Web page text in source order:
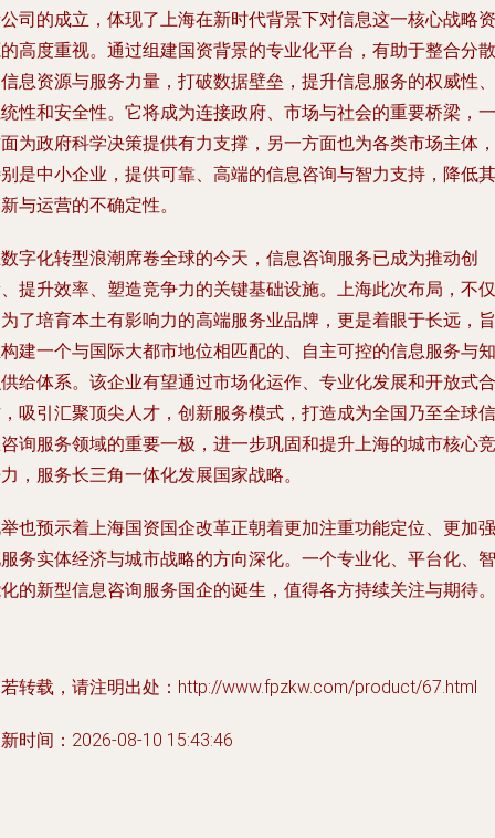
司的成立，体现了上海在新时代背景下对信息这一核心战略资
高度重视。通过组建国资背景的专业化平台，有助于整合分散
息资源与服务力量，打破数据壁垒，提升信息服务的权威性、
性和安全性。它将成为连接政府、市场与社会的重要桥梁，一
为政府科学决策提供有力支撑，另一方面也为各类市场主体，
是中小企业，提供可靠、高端的信息咨询与智力支持，降低其
与运营的不确定性。
字化转型浪潮席卷全球的今天，信息咨询服务已成为推动创
提升效率、塑造竞争力的关键基础设施。上海此次布局，不仅
了培育本土有影响力的高端服务业品牌，更是着眼于长远，旨
建一个与国际大都市地位相匹配的、自主可控的信息服务与知
给体系。该企业有望通过市场化运作、专业化发展和开放式合
吸引汇聚顶尖人才，创新服务模式，打造成为全国乃至全球信
询服务领域的重要一极，进一步巩固和提升上海的城市核心竞
，服务长三角一体化发展国家战略。
也预示着上海国资国企改革正朝着更加注重功能定位、更加强
务实体经济与城市战略的方向深化。一个专业化、平台化、智
的新型信息咨询服务国企的诞生，值得各方持续关注与期待。
转载，请注明出处：http://www.fpzkw.com/product/67.html
时间：2026-08-10 15:43:46